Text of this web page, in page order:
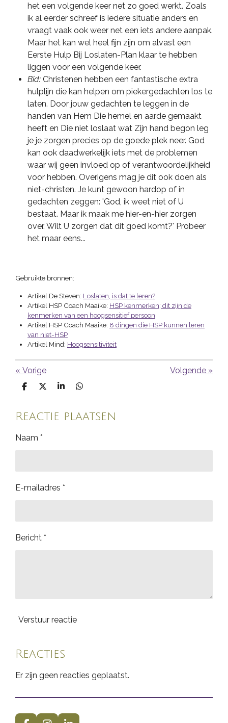
het een volgende keer net zo goed werkt. Zoals
ik al eerder schreef is iedere situatie anders en
vraagt vaak ook weer net een iets andere aanpak.
Maar het kan wel heel fijn zijn om alvast een
Eerste Hulp Bij Loslaten-Plan klaar te hebben
liggen voor een volgende keer.
Bid: Christenen hebben een fantastische extra
hulplijn die kan helpen om piekergedachten los te
laten. Door jouw gedachten te leggen in de
handen van Hem Die hemel en aarde gemaakt
heeft en Die niet loslaat wat Zijn hand begon leg
je je zorgen precies op de goede plek neer. God
kan ook daadwerkelijk iets met de problemen
waar wij geen invloed op of verantwoordelijkheid
voor hebben. Overigens mag je dit ook doen als
niet-christen. Je kunt gewoon hardop of in
gedachten zeggen: 'God, ik weet niet of U
bestaat. Maar ik maak me hier-en-hier zorgen
over. Wilt U zorgen dat dit goed komt?' Probeer
het maar eens...
Gebruikte bronnen:
Artikel De Steven: Loslaten, is dat te leren?
Artikel HSP Coach Maaike: HSP kenmerken; dit zijn de
kenmerken van een hoogsensitief persoon
Artikel HSP Coach Maaike: 8 dingen die HSP kunnen leren
van niet-HSP
Artikel Mind: Hoogsensitiviteit
« Vorige Volgende »
D
e
n
D
l
S
D
e
n
Reactie plaatsen
Naam *
E-mailadres *
Bericht *
Verstuur reactie
Reacties
Er zijn geen reacties geplaatst.